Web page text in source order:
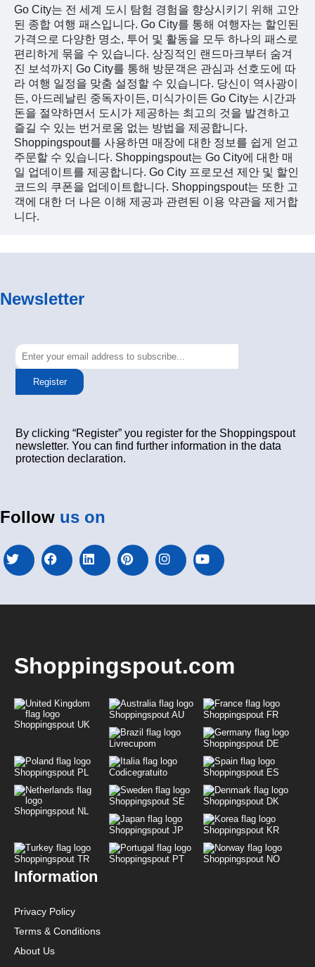
Go City는 전 세계 도시 탐험 경험을 향상시키기 위해 고안
된 종합 여행 패스입니다. Go City를 통해 여행자는 할인된
가격으로 다양한 명소, 투어 및 활동을 모두 하나의 패스로
편리하게 묶을 수 있습니다. 상징적인 랜드마크부터 숨겨
진 보석까지 Go City를 통해 방문객은 관심과 선호도에 따
라 여행 일정을 맞춤 설정할 수 있습니다. 당신이 역사광이
든, 아드레날린 중독자이든, 미식가이든 Go City는 시간과
돈을 절약하면서 도시가 제공하는 최고의 것을 발견하고
즐길 수 있는 번거로움 없는 방법을 제공합니다.
Shoppingspout를 사용하면 매장에 대한 정보를 쉽게 얻고
주문할 수 있습니다. Shoppingspout는 Go City에 대한 매
일 업데이트를 제공합니다. Go City 프로모션 제안 및 할인
코드의 쿠폰을 업데이트합니다. Shoppingspout는 또한 고
객에 대한 더 나은 이해 제공과 관련된 이용 약관을 제거합
니다.
Newsletter
Register
By clicking “Register” you register for the Shoppingspout
newsletter. You can find further information in the data
protection declaration.
Follow us on
Shoppingspout.com
Shoppingspout UK
Shoppingspout AU Shoppingspout FR
Livrecupom Shoppingspout DE
Shoppingspout PL Codicegratuito Shoppingspout ES
Shoppingspout NL
Shoppingspout SE Shoppingspout DK
Shoppingspout JP Shoppingspout KR
Shoppingspout TR Shoppingspout PT Shoppingspout NO
Information
Privacy Policy
Terms & Conditions
About Us